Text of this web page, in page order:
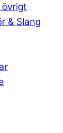
övrigt
& Slang